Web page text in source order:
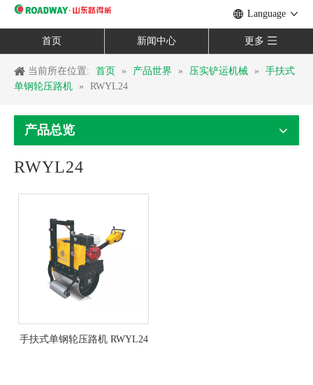
Language
首页 新闻中心 更多
当前所在位置: 首页 » 产品世界 » 压实铲运机械 »
手扶式
单钢轮压路机
» RWYL24
产品总览
RWYL24
手扶式单钢轮压路机 RWYL24